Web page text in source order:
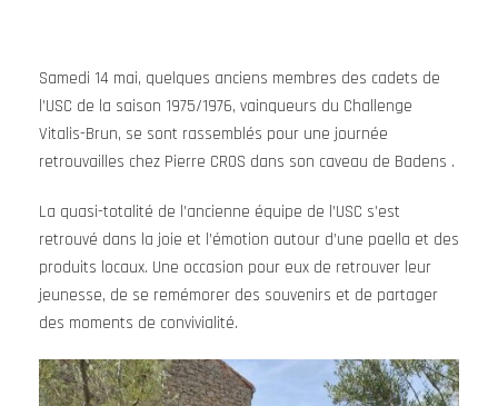
Samedi 14 mai, quelques anciens membres des cadets de
l’USC de la saison 1975/1976, vainqueurs du Challenge
Vitalis-Brun, se sont rassemblés pour une journée
retrouvailles chez Pierre CROS dans son caveau de Badens .
La quasi-totalité de l’ancienne équipe de l’USC s’est
retrouvé dans la joie et l’émotion autour d’une paella et des
produits locaux. Une occasion pour eux de retrouver leur
jeunesse, de se remémorer des souvenirs et de partager
des moments de convivialité.